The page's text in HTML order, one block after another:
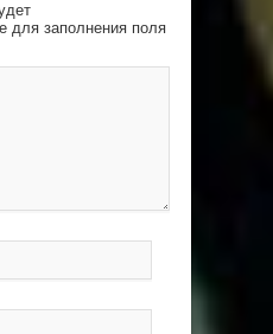
для заполнения поля